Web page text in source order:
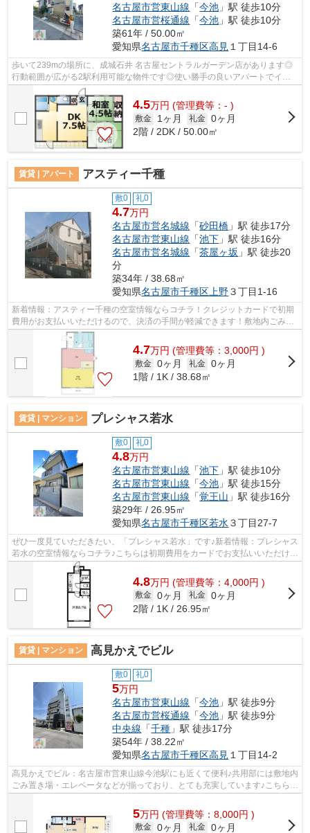
名古屋市営東山線 「今池 」駅 徒歩10分
名古屋市営桜通線 「今池 」駅 徒歩10分
築61年 / 50.00㎡
愛知県名古屋市千種区高見 １丁目14-6
歩いて239mの場所に、成城石井 名古屋セントラルガーデン店があります◎
行動範囲が広がる2駅利用可能な物件です◎使い勝手の良いアパートでイチ
オシの物件です◎こちらは初期費用をカード...
4.5万円 (管理費等：- )
敷金 1ヶ月 礼金 0ヶ月
2階 / 2DK / 50.00㎡
賃貸 | アパート アスティー千種
敷0 礼0
4.7万円
名古屋市営名城線 「砂田橋 」駅 徒歩17分
名古屋市営東山線 「池下 」駅 徒歩16分
名古屋市営名城線 「茶屋ヶ坂 」駅 徒歩20
分
築34年 / 38.68㎡
愛知県名古屋市千種区 上野３丁目1-16
新着情報：アスティー千種の空室情報ならコチラ！クレジットカードで初期
費用がお支払いいただけるので、決済の手間が軽減できます！敷地内ごみ置
き場付き物件です！2駅利用可能なアク...
4.7万円 (管理費等：3,000円 )
敷金 0ヶ月 礼金 0ヶ月
1階 / 1K / 38.68㎡
賃貸 | マンション プレシャス若水
敷0 礼0
4.8万円
名古屋市営東山線 「池下 」駅 徒歩10分
名古屋市営東山線 「今池 」駅 徒歩15分
名古屋市営東山線 「覚王山 」駅 徒歩16分
築29年 / 26.95㎡
愛知県名古屋市千種区若水３丁目27-7
ぜひ一度見ていただきたい、「プレシャス若水」です♪新着情報：プレシャス
若水の空室情報ならコチラ♪こちらは初期費用をカードでお支払いいただける
物件なので、支払い手続きの手間が...
4.8万円 (管理費等：4,000円 )
敷金 0ヶ月 礼金 0ヶ月
2階 / 1K / 26.95㎡
賃貸 | マンション 高見かえでビル
敷0 礼0
5万円
名古屋市営東山線 「今池 」駅 徒歩9分
名古屋市営桜通線 「今池 」駅 徒歩9分
中央線 「千種 」駅 徒歩17分
築54年 / 38.22㎡
愛知県名古屋市千種区高見 １丁目14-2
高見かえでビル：名古屋市営東山線今池駅にも近くて便利♪共用部には敷地内
ごみ置き場・エレベータなどが揃っており、とても充実しています♪こちらは
5万円 (管理費等：8,000円 )
敷金 0ヶ月 礼金 0ヶ月